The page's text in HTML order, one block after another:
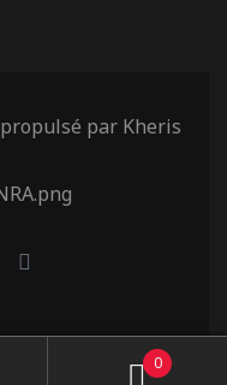
par Kheris
0